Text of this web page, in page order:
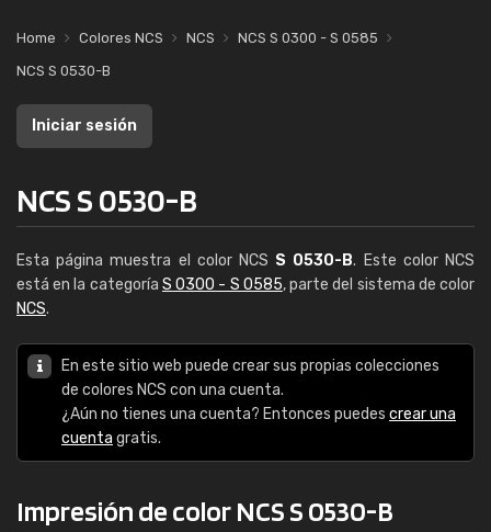
Home Colores NCS NCS
NCS S 0300 - S 0585
NCS S 0530-B
Iniciar sesión
NCS S 0530-B
Esta página muestra el color NCS S 0530-B. Este color NCS
está en la categoría S 0300 - S 0585, parte del sistema de color
NCS.
En este sitio web puede crear sus propias colecciones
de colores NCS con una cuenta.
¿Aún no tienes una cuenta? Entonces puedes crear una
cuenta gratis.
Impresión de color NCS S 0530-B